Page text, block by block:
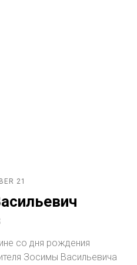
21
со дня рождения
Зосимы Васильевича